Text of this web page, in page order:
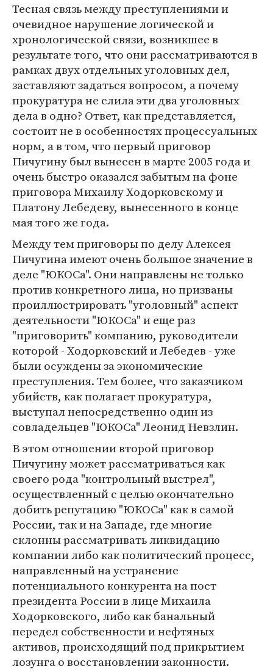
Тесная связь между преступлениями и
очевидное нарушение логической и
хронологической связи, возникшее в
результате того, что они рассматриваются в
рамках двух отдельных уголовных дел,
заставляют задаться вопросом, а почему
прокуратура не слила эти два уголовных
дела в одно? Ответ, как представляется,
состоит не в особенностях процессуальных
норм, а в том, что первый приговор
Пичугину был вынесен в марте 2005 года и
очень быстро оказался забытым на фоне
приговора Михаилу Ходорковскому и
Платону Лебедеву, вынесенного в конце
мая того же года.
Между тем приговоры по делу Алексея
Пичугина имеют очень большое значение в
деле "ЮКОСа". Они направлены не только
против конкретного лица, но призваны
проиллюстрировать "уголовный" аспект
деятельности "ЮКОСа" и еще раз
"приговорить" компанию, руководители
которой - Ходорковский и Лебедев - уже
были осуждены за экономические
преступления. Тем более, что заказчиком
убийств, как полагает прокуратура,
выступал непосредственно один из
совладельцев "ЮКОСа" Леонид Невзлин.
В этом отношении второй приговор
Пичугину может рассматриваться как
своего рода "контрольный выстрел",
осуществленный с целью окончательно
добить репутацию "ЮКОСа" как в самой
России, так и на Западе, где многие
склонны рассматривать ликвидацию
компании либо как политический процесс,
направленный на устранение
потенциального конкурента на пост
президента России в лице Михаила
Ходорковского, либо как банальный
передел собственности и нефтяных
активов, происходящий под прикрытием
лозунга о восстановлении законности.